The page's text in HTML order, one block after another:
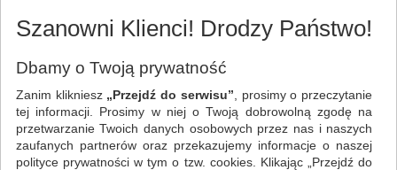
Ochrona indywidualna Zatyczki
WSZYSTKIE KATEGORIE
NAJCHĘTNIEJ WYBIERANE
Szanowni Klienci! Drodzy Państwo!
Dbamy o Twoją prywatność
Zanim klikniesz „Przejdź do serwisu” , prosimy o przeczytanie
tej informacji. Prosimy w niej o Twoją dobrowolną zgodę na
przetwarzanie Twoich danych osobowych przez nas i naszych
zaufanych partnerów oraz przekazujemy informacje o naszej
polityce prywatności w tym o tzw. cookies. Klikając „Przejdź do